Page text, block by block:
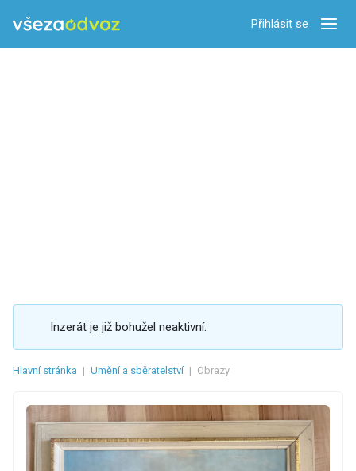
Přihlásit se
Inzerát je již bohužel neaktivní.
Hlavní stránka | Umění a sběratelství | Obrazy